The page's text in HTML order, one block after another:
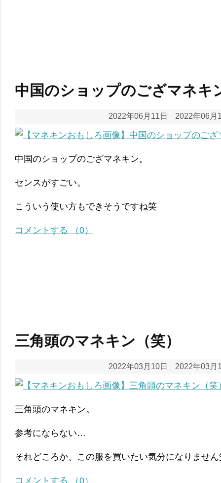
中国のショップのござマネキ
2022年06月11日 2022年06月
中国のショップのござマネキン。
センスがすごい。
こういう使い方もできそうですね笑
コメントする （0）
三角頭のマネキン（笑）
2022年03月10日 2022年03月
三角頭のマネキン。
参考にならない…
それどころか、この服を買いたい気分になりません
コメントする （0）